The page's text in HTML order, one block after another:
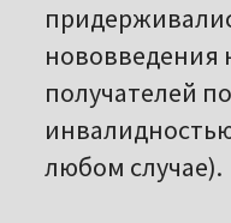
нововведения
получателей
любом случае).